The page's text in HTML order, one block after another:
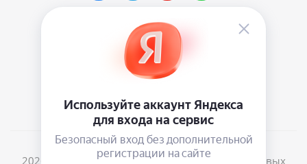
Наши контакты
info@vinylmarkt.ru
2026 © Винилмаркт - интернет-магазин виниловых